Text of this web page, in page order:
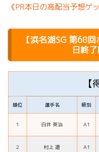
《PR本日の高配当予想ゲ
【浜名湖SG 第68
日終
【
順位 選手名 級別
1 白井 英治 A1
2 村上 遼 A1